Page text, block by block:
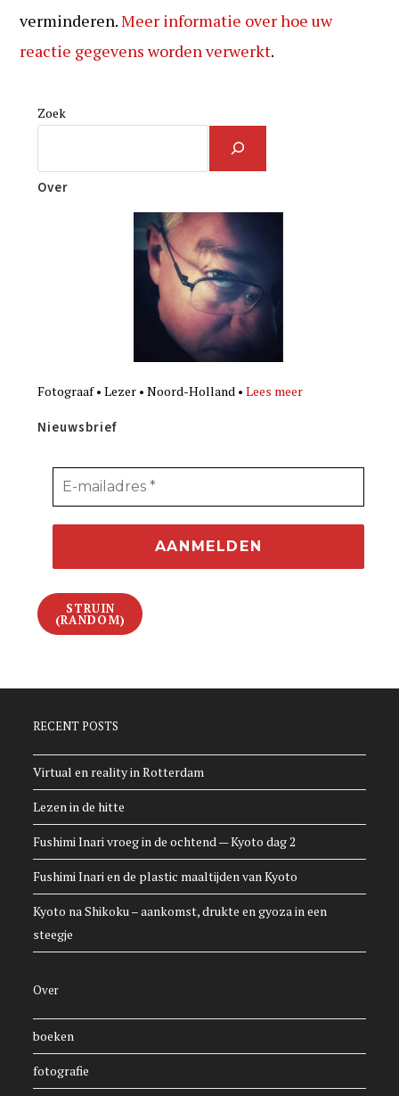
verminderen.Meer informatie over hoe uw
reactie gegevens worden verwerkt.
Zoek
Over
Fotograaf • Lezer • Noord-Holland •Lees meer
Nieuwsbrief
STRUIN
(RANDOM)
RECENT POSTS
Virtual en reality in Rotterdam
Lezen in de hitte
Fushimi Inari vroeg in de ochtend — Kyoto dag 2
Fushimi Inari en de plastic maaltijden van Kyoto
Kyoto na Shikoku – aankomst, drukte en gyoza in een
steegje
Over
boeken
fotografie